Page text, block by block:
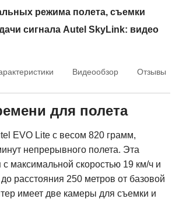
режима полета, съемки
сигнала Autel SkyLink: видео
Видеообзор Отзывы
для полета
EVO Lite с весом 820 грамм,
непрерывного полета. Эта
максимальной скоростью 19 км/ч и
расстояния 250 метров от базовой
имеет две камеры для съемки и